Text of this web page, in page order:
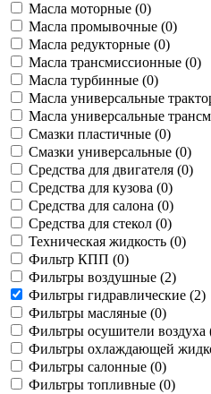
Масла моторные (0)
Масла промывочные (0)
Масла редукторные (0)
Масла трансмиссионные (0)
Масла турбинные (0)
Масла универсальные
Масла универсальные
Смазки пластичные (0)
Смазки универсальные (0)
Средства для двигателя (0)
Средства для кузова (0)
Средства для салона (0)
Средства для стекол (0)
Техническая жидкость (0)
Фильтр КПП (0)
Фильтры воздушные (2)
Фильтры гидравлические (2)
Фильтры масляные (0)
Фильтры осушители воздуха
Фильтры охлаждающей
Фильтры салонные (0)
Фильтры топливные (0)